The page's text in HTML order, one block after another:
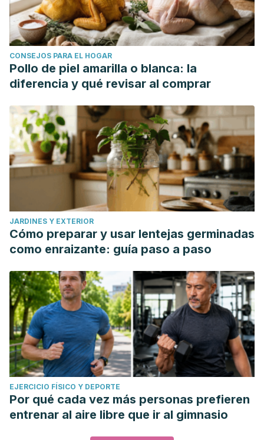
CONSEJOS PARA EL HOGAR
Pollo de piel amarilla o blanca: la
diferencia y qué revisar al comprar
JARDINES Y EXTERIOR
Cómo preparar y usar lentejas germinadas
como enraizante: guía paso a paso
EJERCICIO FÍSICO Y DEPORTE
Por qué cada vez más personas prefieren
entrenar al aire libre que ir al gimnasio